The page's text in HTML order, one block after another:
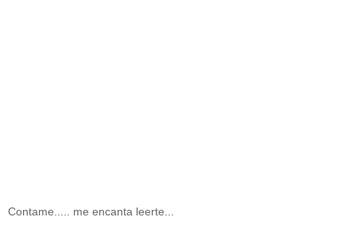
Contame..... me encanta leerte...